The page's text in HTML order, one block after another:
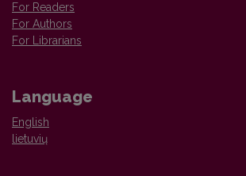
For Readers
For Authors
For Librarians
Language
English
lietuvių